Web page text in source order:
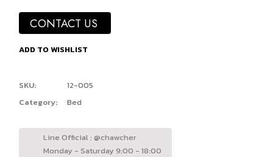
CONTACT US
ADD TO WISHLIST
SKU:
12-005
Category:
Bed
Line Official : @chawcher
Monday - Saturday 9:00 - 18:00